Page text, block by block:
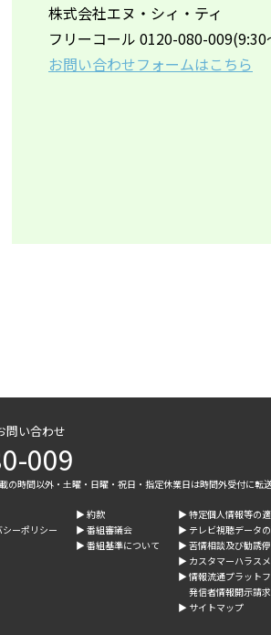
株式会社エヌ・シィ・ティ
フリーコール 0120-080-009(9:30
お問い合わせフォームはこちら
問い合わせ
009
時間以外・土曜・日曜・祝日・指定休業日は時間外受付に転送
ーポリシー
▶︎ 約款
▶︎ 番組審議会
▶︎ 番組基準について
▶︎ 特定個人情報等の
▶︎ テレビ視聴データ
▶︎ 苦情相談及び勧誘
▶︎ カスタマーハラス
▶︎ 情報流通プラット
発信者情報開示請
▶︎ サイトマップ